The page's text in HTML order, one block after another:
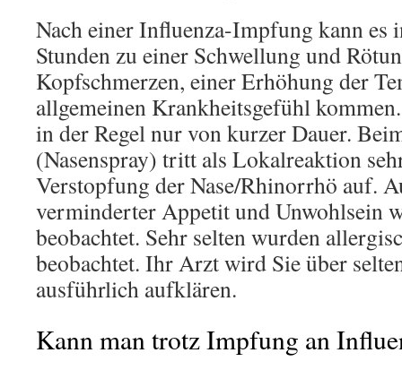
Nach einer Influenza-Impfung kann es
Stunden zu einer Schwellung und
Kopfschmerzen, einer Erhöhung der
allgemeinen Krankheitsgefühl
in der Regel nur von kurzer Dauer.
(Nasenspray) tritt als Lokalreaktion
Verstopfung der Nase/Rhinorrhö auf.
verminderter Appetit und Unwohlsein
beobachtet. Sehr selten wurden
beobachtet. Ihr Arzt wird Sie über
ausführlich aufklären.
Kann man trotz Impfung an